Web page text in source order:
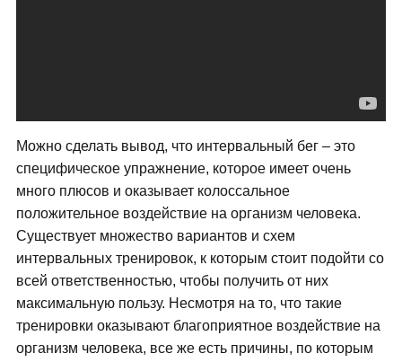
Можно сделать вывод, что интервальный бег – это
специфическое упражнение, которое имеет очень
много плюсов и оказывает колоссальное
положительное воздействие на организм человека.
Существует множество вариантов и схем
интервальных тренировок, к которым стоит подойти со
всей ответственностью, чтобы получить от них
максимальную пользу. Несмотря на то, что такие
тренировки оказывают благоприятное воздействие на
организм человека, все же есть причины, по которым